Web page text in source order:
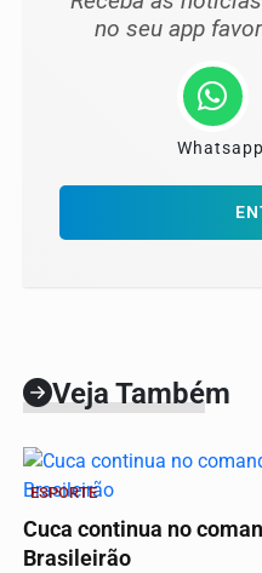
no seu app
Whatsapp
Veja Também
ESPORTE
Cuca continua no
Brasileirão